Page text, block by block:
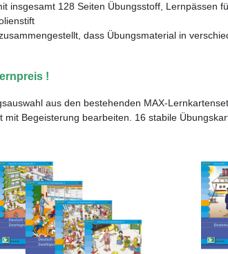
insgesamt 128 Seiten Übungsstoff, Lernpässen
dass Übungsmaterial in
!
aus den bestehenden MAX-
Begeisterung bearbeiten. 16 stabile